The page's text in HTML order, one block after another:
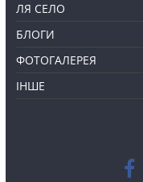
ЛЯ СЕЛО
БЛОГИ
ФОТОГАЛЕРЕЯ
ІНШЕ